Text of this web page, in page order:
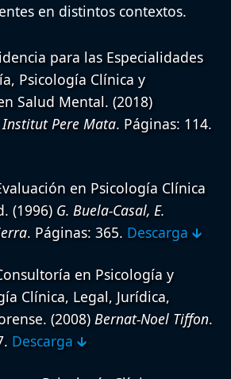
en distintos contextos.
para las Especialidades
Psicología Clínica y
Salud Mental. (2018)
Pere Mata. Páginas: 114.
en Psicología Clínica
(1996) G. Buela-Casal, E.
. Páginas: 365. Descarga 🡳
en Psicología y
Clínica, Legal, Jurídica,
(2008) Bernat-Noel Tiffon.
Descarga 🡳